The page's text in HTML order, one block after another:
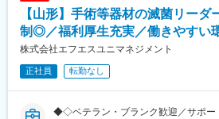
【山形】手術等器材の滅菌リー
制◎／福利厚生充実／働きやすい
株式会社エフエスユニマネジメント
正社員 転勤なし
◆◇ベテラン・ブランク歓迎／サポー